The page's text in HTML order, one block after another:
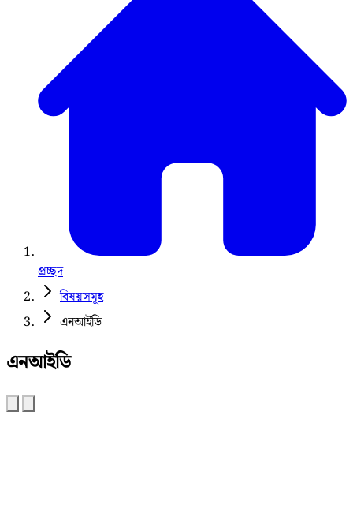
প্রচ্ছদ
বিষয়সমূহ
এনআইডি
এনআইডি